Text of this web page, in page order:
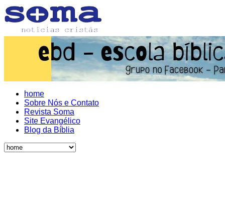
home
Sobre Nós e Contato
Revista Soma
Site Evangélico
Blog da Bíblia